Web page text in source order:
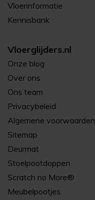
Vloerinformatie
Kennisbank
Vloerglijders.nl
Onze blog
Over ons
Ons team
Privacybeleid
Algemene voorwaarden
Sitemap
Deurmat
Stoelpootdoppen
Scratch no More®
Meubelpootjes